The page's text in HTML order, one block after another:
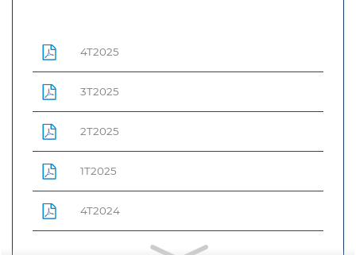
4T2025
3T2025
2T2025
1T2025
4T2024